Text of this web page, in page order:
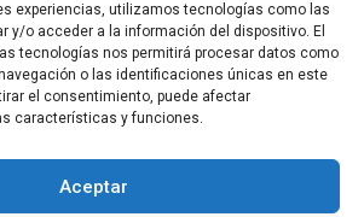
experiencias, utilizamos tecnologías como las
y/o acceder a la información del dispositivo. El
tecnologías nos permitirá procesar datos como
o las identificaciones únicas en este
el consentimiento, puede afectar
características y funciones.
Aceptar